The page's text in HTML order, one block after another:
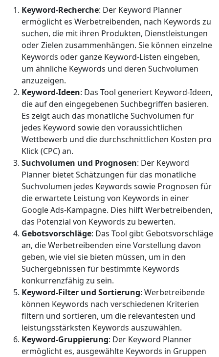
Keyword-Recherche: Der Keyword Planner
ermöglicht es Werbetreibenden, nach Keywords zu
suchen, die mit ihren Produkten, Dienstleistungen
oder Zielen zusammenhängen. Sie können einzelne
Keywords oder ganze Keyword-Listen eingeben,
um ähnliche Keywords und deren Suchvolumen
anzuzeigen.
Keyword-Ideen: Das Tool generiert Keyword-Ideen,
die auf den eingegebenen Suchbegriffen basieren.
Es zeigt auch das monatliche Suchvolumen für
jedes Keyword sowie den voraussichtlichen
Wettbewerb und die durchschnittlichen Kosten pro
Klick (CPC) an.
Suchvolumen und Prognosen: Der Keyword
Planner bietet Schätzungen für das monatliche
Suchvolumen jedes Keywords sowie Prognosen für
die erwartete Leistung von Keywords in einer
Google Ads-Kampagne. Dies hilft Werbetreibenden,
das Potenzial von Keywords zu bewerten.
Gebotsvorschläge: Das Tool gibt Gebotsvorschläge
an, die Werbetreibenden eine Vorstellung davon
geben, wie viel sie bieten müssen, um in den
Suchergebnissen für bestimmte Keywords
konkurrenzfähig zu sein.
Keyword-Filter und Sortierung: Werbetreibende
können Keywords nach verschiedenen Kriterien
filtern und sortieren, um die relevantesten und
leistungsstärksten Keywords auszuwählen.
Keyword-Gruppierung: Der Keyword Planner
ermöglicht es, ausgewählte Keywords in Gruppen